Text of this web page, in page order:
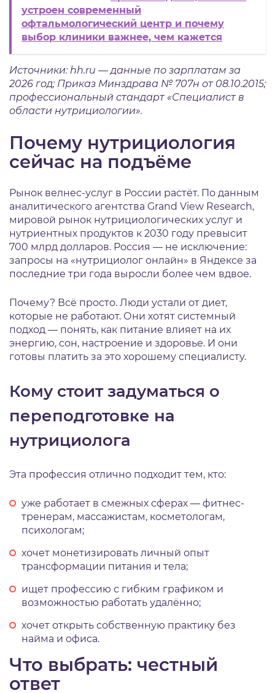
устроен современный
офтальмологический центр и почему
выбор клиники важнее, чем кажется
Источники: hh.ru — данные по зарплатам за
2026 год; Приказ Минздрава № 707н от 08.10.2015;
профессиональный стандарт «Специалист в
области нутрициологии».
Почему нутрициология
сейчас на подъёме
Рынок велнес-услуг в России растёт. По данным
аналитического агентства Grand View Research,
мировой рынок нутрициологических услуг и
нутриентных продуктов к 2030 году превысит
700 млрд долларов. Россия — не исключение:
запросы на «нутрициолог онлайн» в Яндексе за
последние три года выросли более чем вдвое.
Почему? Всё просто. Люди устали от диет,
которые не работают. Они хотят системный
подход — понять, как питание влияет на их
энергию, сон, настроение и здоровье. И они
готовы платить за это хорошему специалисту.
Кому стоит задуматься о
переподготовке на
нутрициолога
Эта профессия отлично подходит тем, кто:
уже работает в смежных сферах — фитнес-
тренерам, массажистам, косметологам,
психологам;
хочет монетизировать личный опыт
трансформации питания и тела;
ищет профессию с гибким графиком и
возможностью работать удалённо;
хочет открыть собственную практику без
найма и офиса.
Что выбрать: честный
ответ